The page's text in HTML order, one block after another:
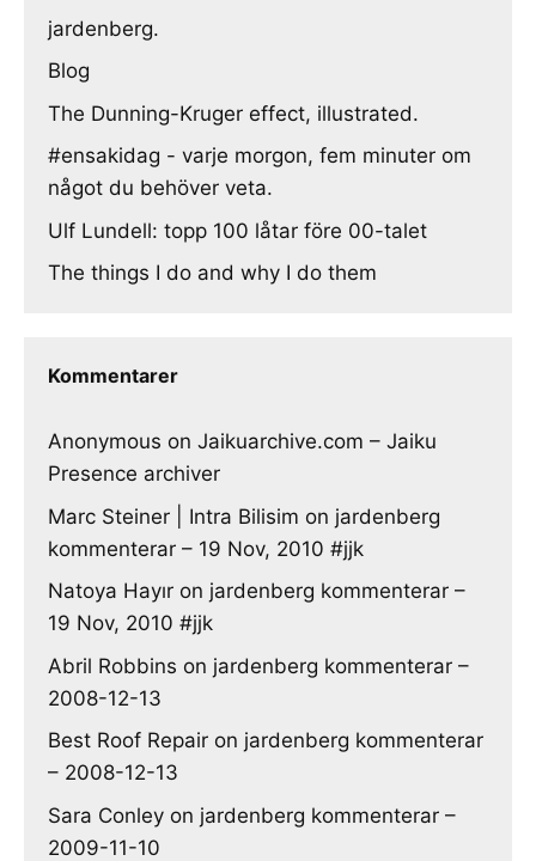
jardenberg.
Blog
The Dunning-Kruger effect, illustrated.
#ensakidag - varje morgon, fem minuter om
något du behöver veta.
Ulf Lundell: topp 100 låtar före 00-talet
The things I do and why I do them
Kommentarer
Anonymous on Jaikuarchive.com – Jaiku
Presence archiver
Marc Steiner | Intra Bilisim on jardenberg
kommenterar – 19 Nov, 2010 #jjk
Natoya Hayır on jardenberg kommenterar –
19 Nov, 2010 #jjk
Abril Robbins on jardenberg kommenterar –
2008-12-13
Best Roof Repair on jardenberg kommenterar
– 2008-12-13
Sara Conley on jardenberg kommenterar –
2009-11-10